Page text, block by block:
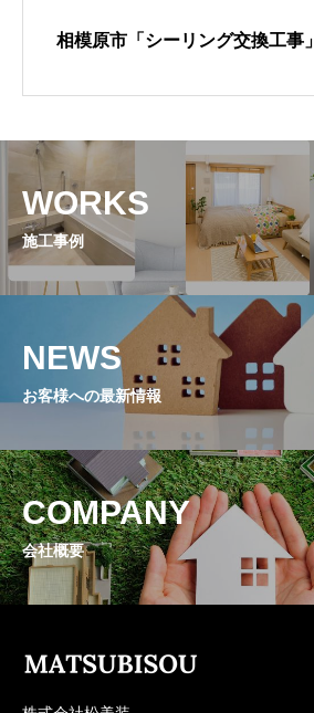
相模原市「シーリング交換工事」
WORKS
施工事例
NEWS
お客様への最新情報
COMPANY
会社概要